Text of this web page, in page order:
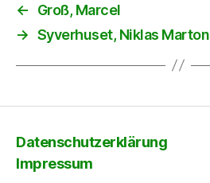
←
Groß, Marcel
→ Syverhuset, Niklas Marton
Datenschutzerklärung
Impressum